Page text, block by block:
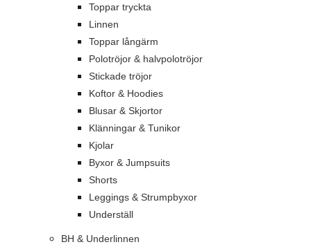
Toppar tryckta
Linnen
Toppar långärm
Polotröjor & halvpolotröjor
Stickade tröjor
Koftor & Hoodies
Blusar & Skjortor
Klänningar & Tunikor
Kjolar
Byxor & Jumpsuits
Shorts
Leggings & Strumpbyxor
Underställ
BH & Underlinnen